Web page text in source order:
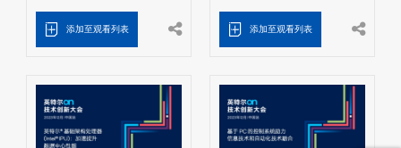
添加至观看列表 添加至观看列表